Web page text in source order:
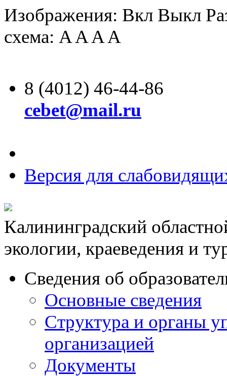
Изображения: Вкл Выкл
схема: AAAA
8 (4012) 46-44-86
cebet@mail.ru
Версия для
Калининградский
экологии, краеведения и
Сведения об
Основные сведения
Структура и органы
организацией
Документы